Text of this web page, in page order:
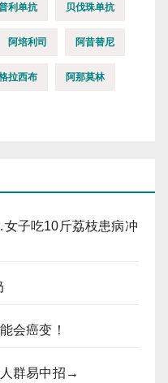
利单抗 贝伐珠单抗
阿培利司 阿昔替尼
拉西布 阿那莫林
子吃10斤荔枝患病冲
会癌变！
人群易中招→